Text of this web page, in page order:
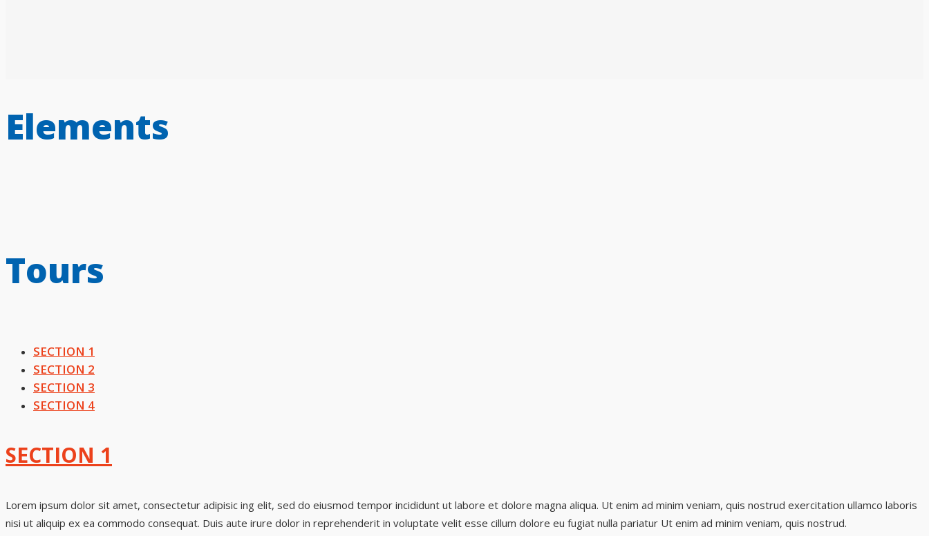
Elements
Tours
SECTION 1
SECTION 2
SECTION 3
SECTION 4
SECTION 1
Lorem ipsum dolor sit amet, consectetur adipisic ing elit, sed do eiusmod tempor incididunt ut labore et dolore magna aliqua. Ut enim ad minim veniam, quis nostrud exercitation ullamco laboris
nisi ut aliquip ex ea commodo consequat. Duis aute irure dolor in reprehenderit in voluptate velit esse cillum dolore eu fugiat nulla pariatur Ut enim ad minim veniam, quis nostrud.